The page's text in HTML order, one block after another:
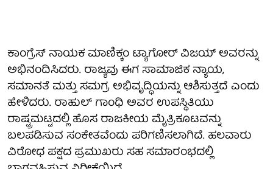
ಕಾಂಗ್ರೆಸ್ ನಾಯಕ ಮಾಣಿಕ್ಕಂ ಟ್ಯಾಗೋರ್ ವಿಜಯ್ ಅವರನ್ನು
ಅಭಿನಂದಿಸಿದರು. ರಾಜ್ಯವು ಈಗ ಸಾಮಾಜಿಕ ನ್ಯಾಯ,
ಸಮಾನತೆ ಮತ್ತು ಸಮಗ್ರ ಅಭಿವೃದ್ಧಿಯನ್ನು ಆಶಿಸುತ್ತದೆ ಎಂದು
ಹೇಳಿದರು. ರಾಹುಲ್ ಗಾಂಧಿ ಅವರ ಉಪಸ್ಥಿತಿಯು
ರಾಷ್ಟ್ರಮಟ್ಟದಲ್ಲಿ ಹೊಸ ರಾಜಕೀಯ ಮೈತ್ರಿಕೂಟವನ್ನು
ಬಲಪಡಿಸುವ ಸಂಕೇತವೆಂದು ಪರಿಗಣಿಸಲಾಗಿದೆ. ಹಲವಾರು
ವಿರೋಧ ಪಕ್ಷದ ಪ್ರಮುಖರು ಸಹ ಸಮಾರಂಭದಲ್ಲಿ